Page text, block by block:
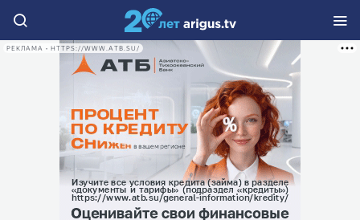
РЕКЛАМА • HTTPS://WWW.ATB.SU/